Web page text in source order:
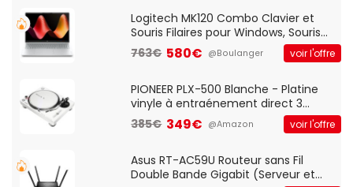
QWERTY UK - Noir
Logitech MK120 Combo Clavier et
Souris Filaires pour Windows, Souris
Optique Filaire, Connexion USB Plug
And Play, Confortable, Taille
QWERTY UK - Noir
763€ 580€ @Boulanger voir l'offre
PIONEER PLX-500 Blanche - Platine
vinyle à entraénement direct 3
vitesses (33-45-78 trs/min) avec
pre-ampli intégré et port USB
385€ 349€ @Amazon voir l'offre
Asus RT-AC59U Routeur sans Fil
Double Bande Gigabit (Serveur et